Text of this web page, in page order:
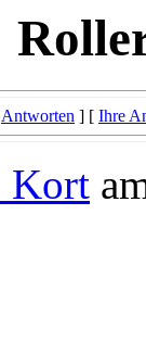
Antworten ] [ Ihre
Kort